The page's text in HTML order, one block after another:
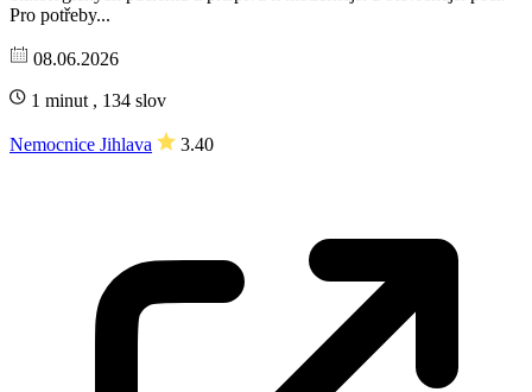
Pro potřeby...
08.06.2026
1 minut , 134 slov
Nemocnice Jihlava 3.40